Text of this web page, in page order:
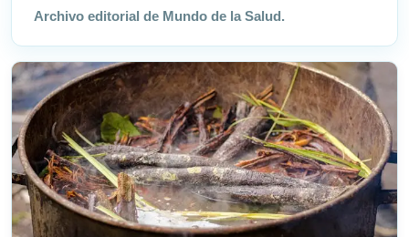
Archivo editorial de Mundo de la Salud.